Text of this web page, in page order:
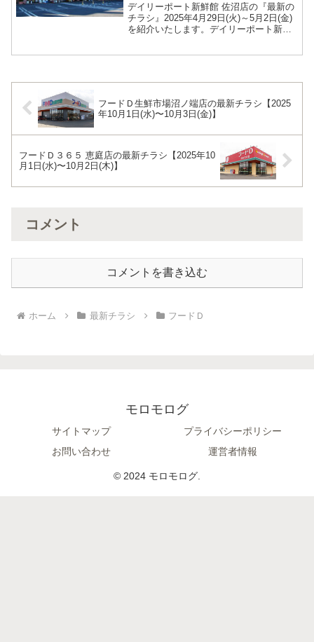
デイリーポート新鮮館 佐沼店の『最新の
チラシ』2025年4月29日(火)～5月2日(金)
を紹介いたします。デイリーポート新鮮
フードＤ生鮮市場沼ノ端店の最新チラシ【2025
年10月1日(水)〜10月3日(金)】
フードＤ３６５ 恵庭店の最新チラシ【2025年10
月1日(水)〜10月2日(木)】
コメント
コメントを書き込む
ホーム 最新チラシ フードＤ
モロモログ
サイトマップ
プライバシーポリシー
お問い合わせ
運営者情報
© 2024 モロモログ.